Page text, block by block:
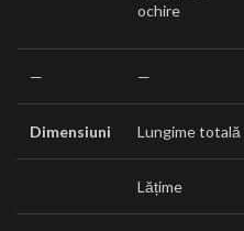
ochire
— —
Dimensiuni Lungime totală
Lățime